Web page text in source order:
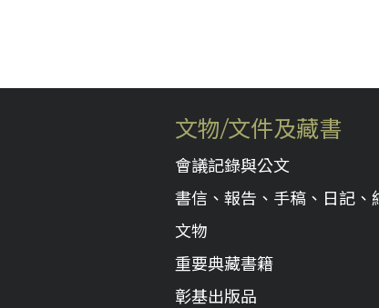
文物/文件及藏書
會議記錄與公文
書信、報告、手稿、日記、
文物
重要典藏書籍
彰基出版品